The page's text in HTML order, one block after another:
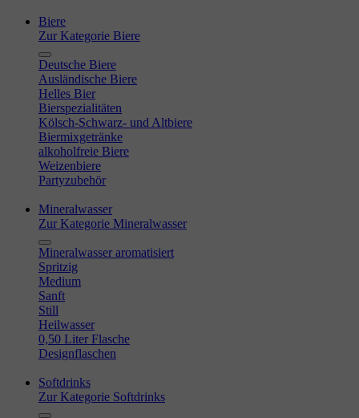
Biere
Zur Kategorie Biere
Deutsche Biere
Ausländische Biere
Helles Bier
Bierspezialitäten
Kölsch-Schwarz- und Altbiere
Biermixgetränke
alkoholfreie Biere
Weizenbiere
Partyzubehör
Mineralwasser
Zur Kategorie Mineralwasser
Mineralwasser aromatisiert
Spritzig
Medium
Sanft
Still
Heilwasser
0,50 Liter Flasche
Designflaschen
Softdrinks
Zur Kategorie Softdrinks